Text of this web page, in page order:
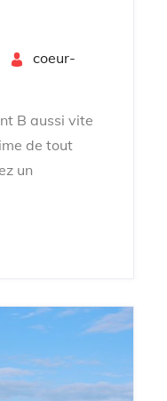
coeur-
B aussi vite
de tout
un